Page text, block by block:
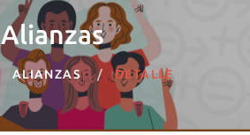
Alianzas
ALIANZAS DETALLE